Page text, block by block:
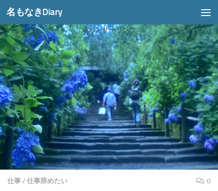
コンテンツへスキップ
名もなきDiary
スポンサーリンク
仕事/仕事辞めたい 0